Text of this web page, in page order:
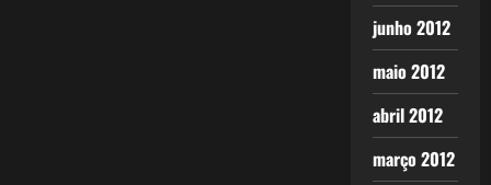
junho 2012
maio 2012
abril 2012
março 2012